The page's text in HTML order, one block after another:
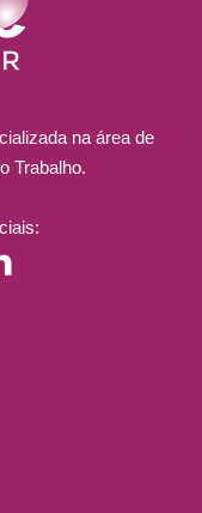
na área de
Trabalho.